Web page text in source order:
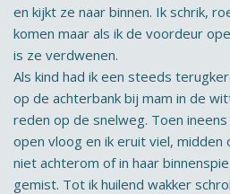
en kijkt ze naar binnen. Ik schrik,
komen maar als ik de voordeur
is ze verdwenen.
Als kind had ik een steeds
op de achterbank bij mam in de
reden op de snelweg. Toen
open vloog en ik eruit viel, midden
niet achterom of in haar
gemist. Tot ik huilend wakker